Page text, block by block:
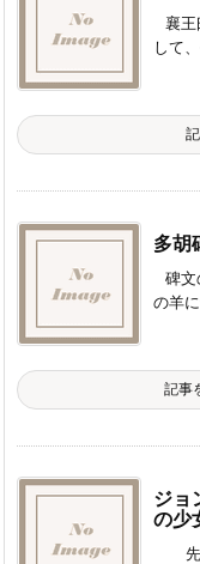
襄
して
多胡
碑文
の羊
記事
ジョ
の少
先